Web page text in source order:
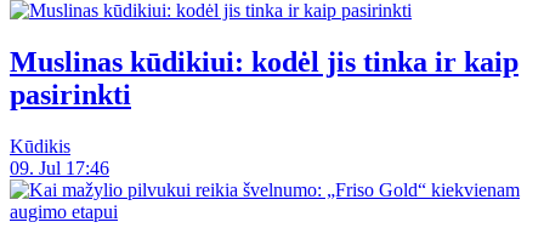
Muslinas kūdikiui: kodėl jis tinka ir kaip
pasirinkti
Kūdikis
09. Jul 17:46